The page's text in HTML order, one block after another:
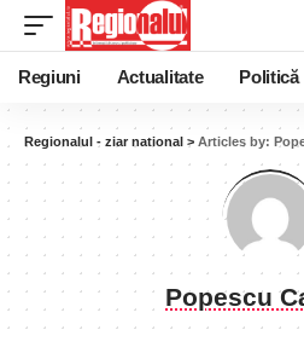
Regiuni Actualitate Politică
Regionalul - ziar national > Articles by:
Popescu